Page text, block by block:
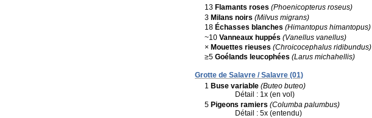
13 Flamants roses (Phoenicopterus roseus)
3 Milans noirs (Milvus migrans)
18 Échasses blanches (Himantopus himantopus)
~10 Vanneaux huppés (Vanellus vanellus)
× Mouettes rieuses (Chroicocephalus ridibundus)
≥5 Goélands leucophées (Larus michahellis)
Grotte de Salavre / Salavre (01)
1 Buse variable (Buteo buteo)
Détail : 1x (en vol)
5 Pigeons ramiers (Columba palumbus)
Détail : 5x (entendu)